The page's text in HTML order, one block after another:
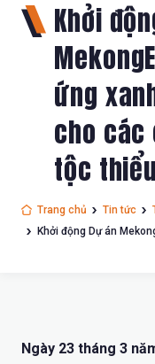
Khởi
ứng
cho các
tộc
Trang chủ Tin tức
Khởi động Dự án
Ngày 23 tháng 3